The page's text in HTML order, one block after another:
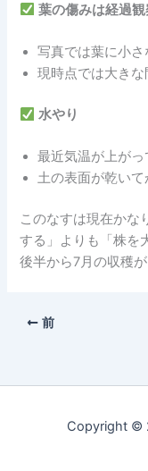
葉の傷みは経過観
写真では葉に小
現時点では大きな
水やり
最近気温が上が
土の表面が乾い
このなすは現在かな
する」よりも「株を
後半から7月の収穫
前
Copyright ©